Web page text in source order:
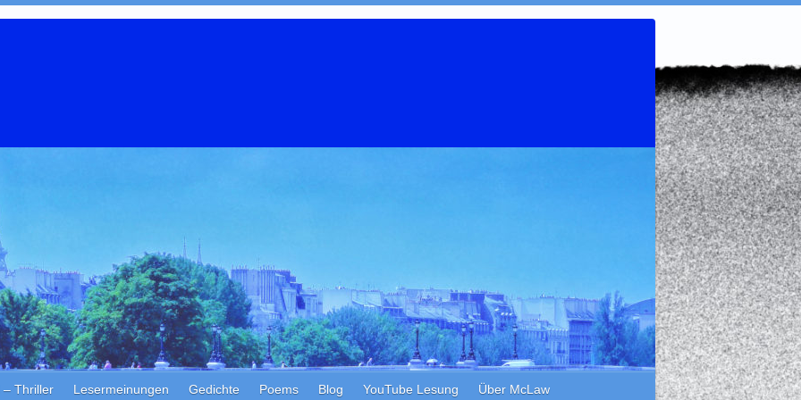
– Thriller Lesermeinungen Gedichte Poems Blog YouTube Lesung Über McLaw